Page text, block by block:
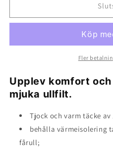
-
fårull
wool
-
ekologisk
fårull
wool
Fler
Upplev komfort
mjuka ullfilt.
Tjock och varm täcke
behålla värmeisolering
fårull;